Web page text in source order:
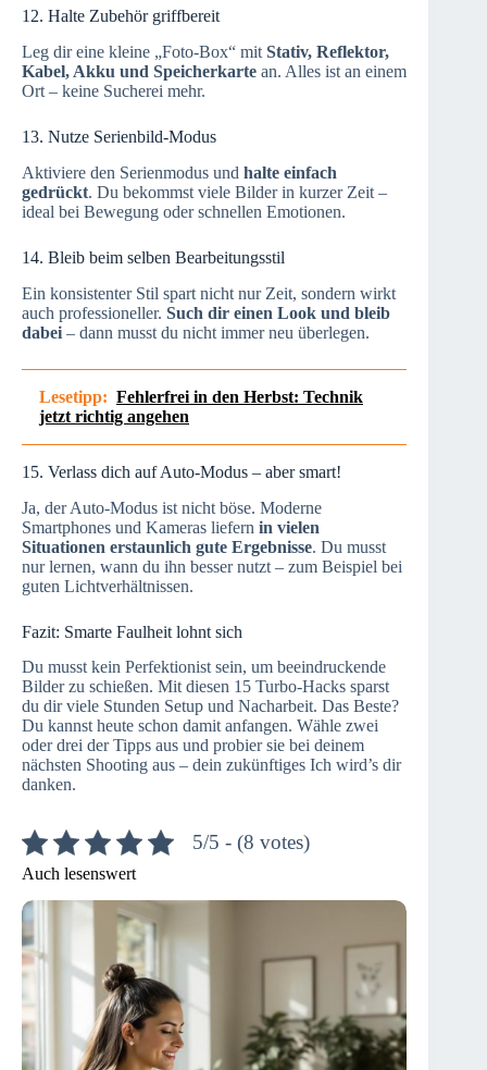
12. Halte Zubehör griffbereit
Leg dir eine kleine „Foto-Box“ mit Stativ, Reflektor,
Kabel, Akku und Speicherkarte an. Alles ist an einem
Ort – keine Sucherei mehr.
13. Nutze Serienbild-Modus
Aktiviere den Serienmodus und halte einfach
gedrückt. Du bekommst viele Bilder in kurzer Zeit –
ideal bei Bewegung oder schnellen Emotionen.
14. Bleib beim selben Bearbeitungsstil
Ein konsistenter Stil spart nicht nur Zeit, sondern wirkt
auch professioneller. Such dir einen Look und bleib
dabei – dann musst du nicht immer neu überlegen.
Lesetipp: Fehlerfrei in den Herbst: Technik
jetzt richtig angehen
15. Verlass dich auf Auto-Modus – aber smart!
Ja, der Auto-Modus ist nicht böse. Moderne
Smartphones und Kameras liefern in vielen
Situationen erstaunlich gute Ergebnisse. Du musst
nur lernen, wann du ihn besser nutzt – zum Beispiel bei
guten Lichtverhältnissen.
Fazit: Smarte Faulheit lohnt sich
Du musst kein Perfektionist sein, um beeindruckende
Bilder zu schießen. Mit diesen 15 Turbo-Hacks sparst
du dir viele Stunden Setup und Nacharbeit. Das Beste?
Du kannst heute schon damit anfangen. Wähle zwei
oder drei der Tipps aus und probier sie bei deinem
nächsten Shooting aus – dein zukünftiges Ich wird’s dir
danken.
5/5 - (8 votes)
Auch lesenswert